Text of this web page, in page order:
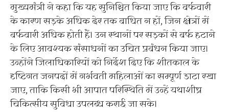
मुख्यमंत्री ने कहा कि यह सुनिश्चित किया जाए कि बर्फवारी
के कारण सड़के अधिक देर तक बाधित न हों, जिन क्षेत्रों में
बर्फवारी अधिक होती हैं। उन स्थानों पर सड़कों से बर्फ हटाने
के लिए आवश्यक संसाधनों का उचित प्रबंधन किया जाए।
उन्होंने जिलाधिकारियों को निर्देश दिए कि शीतकाल के
दृष्टिगत जनपदों में गर्भवती महिलाओं का सम्पूर्ण डाटा रखा
जाए, ताकि किसी भी आपात परिस्थिति में उन्हें यथाशीघ्र
चिकित्सीय सुविधा उपलब्ध कराई जा सके।